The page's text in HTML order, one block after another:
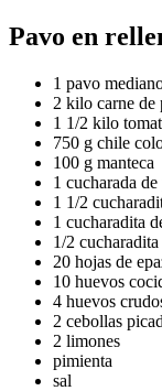
Pavo en
1 pavo
2 kilo carne de
1 1/2 kilo
750 g chile
100 g manteca
1 cucharada
1 1/2
1 cucharadita
1/2
20 hojas de
10 huevos
4 huevos
2 cebollas
2 limones
pimienta
sal